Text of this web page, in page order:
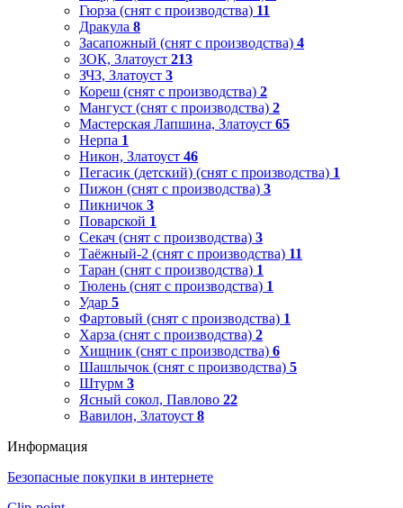
Гюрза (снят с производства) 11
Дракула 8
Засапожный (снят с производства) 4
ЗОК, Златоуст 213
ЗЧЗ, Златоуст 3
Кореш (снят с производства) 2
Мангуст (снят с производства) 2
Мастерская Лапшина, Златоуст 65
Нерпа 1
Никон, Златоуст 46
Пегасик (детский) (снят с производства) 1
Пижон (снят с производства) 3
Пикничок 3
Поварской 1
Секач (снят с производства) 3
Таёжный-2 (снят с производства) 11
Таран (снят с производства) 1
Тюлень (снят с производства) 1
Удар 5
Фартовый (снят с производства) 1
Харза (снят с производства) 2
Хищник (снят с производства) 6
Шашлычок (снят с производства) 5
Штурм 3
Ясный сокол, Павлово 22
Вавилон, Златоуст 8
Информация
Безопасные покупки в интернете